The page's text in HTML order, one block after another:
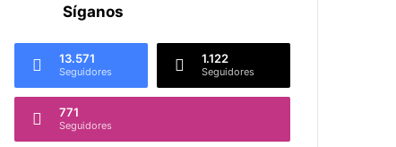
Síganos
13.571
Seguidores
1.122
Seguidores
771
Seguidores